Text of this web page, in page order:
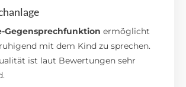
Gegensprechfunktion ermöglicht
mit dem Kind zu sprechen.
ist laut Bewertungen sehr